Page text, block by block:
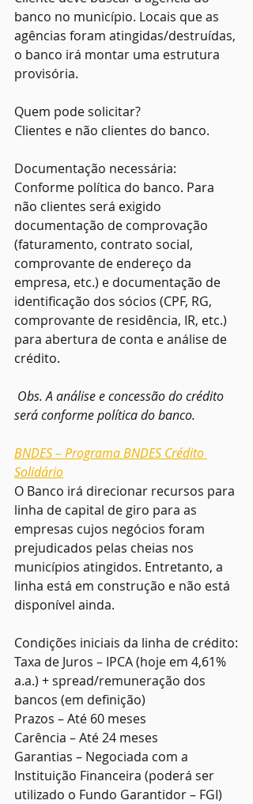
banco no município. Locais que as
agências foram atingidas/destruídas,
o banco irá montar uma estrutura
provisória.
Quem pode solicitar?
Clientes e não clientes do banco.
Documentação necessária:
Conforme política do banco. Para
não clientes será exigido
documentação de comprovação
(faturamento, contrato social,
comprovante de endereço da
empresa, etc.) e documentação de
identificação dos sócios (CPF, RG,
comprovante de residência, IR, etc.)
para abertura de conta e análise de
crédito.
será conforme política do banco.
BNDES – Programa BNDES Crédito
Solidário
O Banco irá direcionar recursos para
linha de capital de giro para as
empresas cujos negócios foram
prejudicados pelas cheias nos
municípios atingidos. Entretanto, a
linha está em construção e não está
disponível ainda.
Condições iniciais da linha de crédito:
Taxa de Juros – IPCA (hoje em 4,61%
a.a.) + spread/remuneração dos
bancos (em definição)
Prazos – Até 60 meses
Carência – Até 24 meses
Garantias – Negociada com a
Instituição Financeira (poderá ser
utilizado o Fundo Garantidor – FGI)